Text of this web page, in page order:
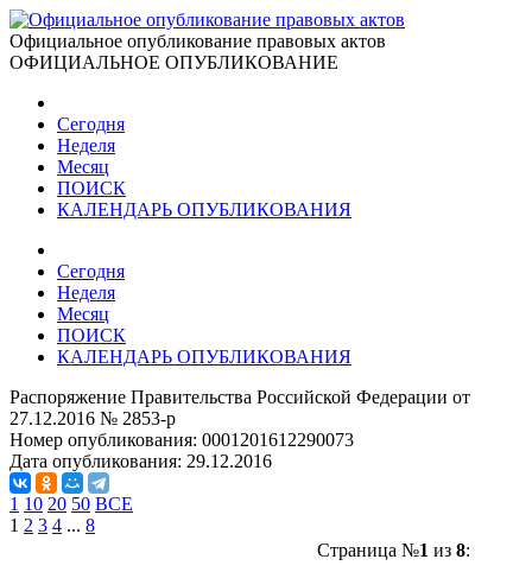
Официальное опубликование правовых актов
ОФИЦИАЛЬНОЕ ОПУБЛИКОВАНИЕ
Сегодня
Неделя
Месяц
ПОИСК
КАЛЕНДАРЬ ОПУБЛИКОВАНИЯ
Сегодня
Неделя
Месяц
ПОИСК
КАЛЕНДАРЬ ОПУБЛИКОВАНИЯ
Распоряжение Правительства Российской Федерации от
27.12.2016 № 2853-р
Номер опубликования: 0001201612290073
Дата опубликования: 29.12.2016
1 10 20 50 ВСЕ
1 2 3 4 ... 8
Страница №1 из 8: